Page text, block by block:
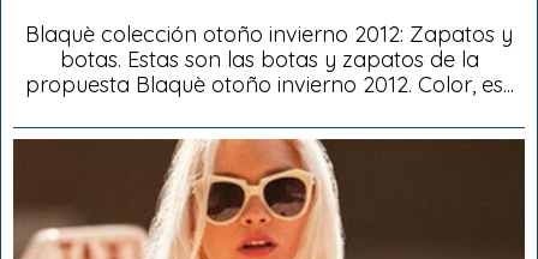
Blaquè colección otoño invierno 2012: Zapatos y
botas. Estas son las botas y zapatos de la
propuesta Blaquè otoño invierno 2012. Color, es...